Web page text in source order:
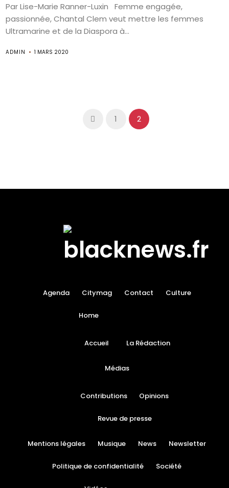
Par Lise-Marie Ranner-Luxin Femme engagée,
passionnée, Chantal Clem veut mettre les femmes
Ultramarine et de la Diaspora à...
ADMIN 1 MARS 2020
1 2
Agenda Citymag Contact Culture
Home
Accueil La Rédaction
Médias
Contributions Opinions
Revue de presse
Mentions légales Musique News Newsletter
Politique de confidentialité Société